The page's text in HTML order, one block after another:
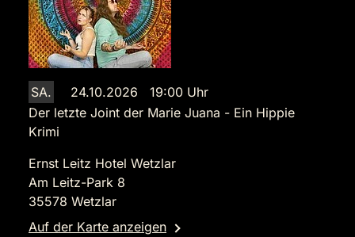
SA.
24.10.2026 19:00 Uhr
Der letzte Joint der Marie Juana - Ein Hippie
Krimi
Ernst Leitz Hotel Wetzlar
Am Leitz-Park 8
35578 Wetzlar
Auf der Karte anzeigen